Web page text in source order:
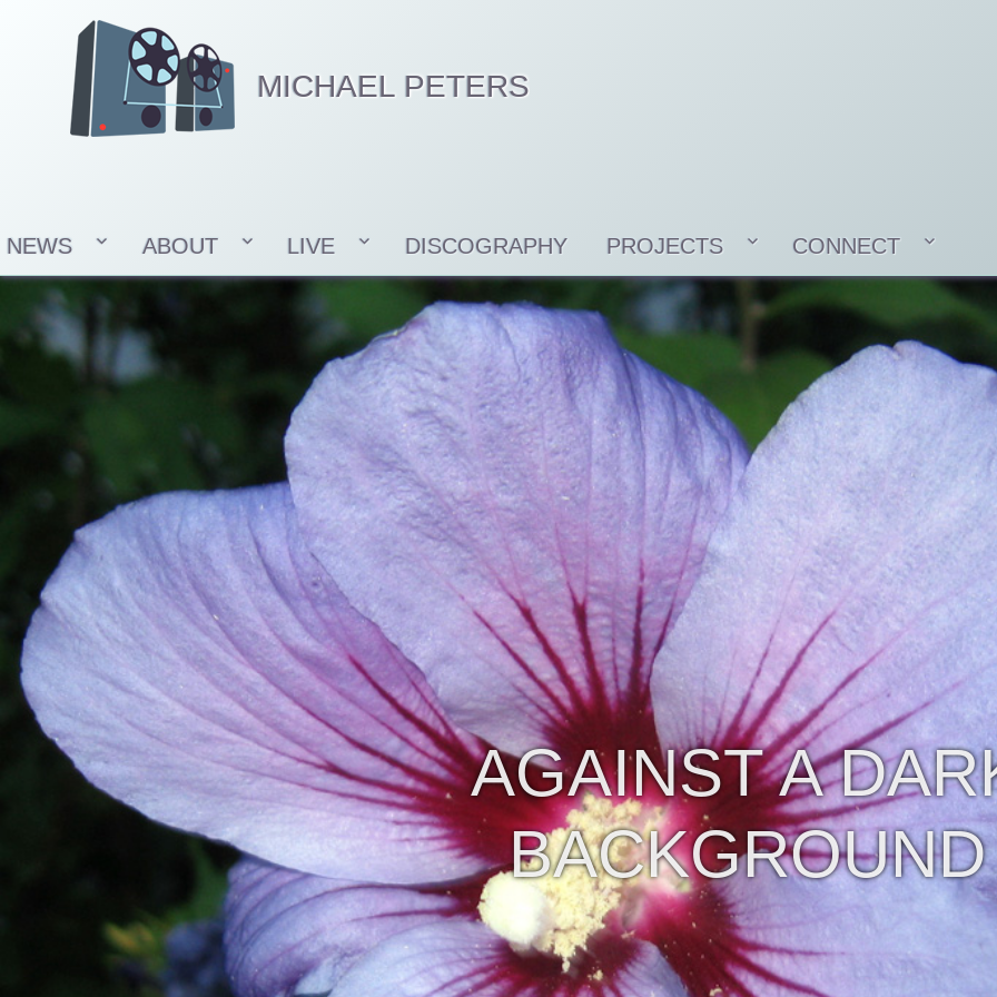
MICHAEL PETERS
NEWS ABOUT LIVE DISCOGRAPHY PROJECTS CONNECT
AGAINST A
BACKGROUND